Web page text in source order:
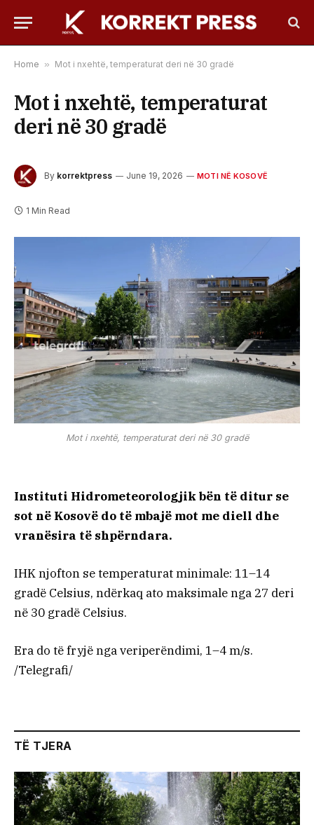
Home » Mot i nxehtë, temperaturat deri në 30 gradë
Mot i nxehtë, temperaturat
deri në 30 gradë
By korrektpress June 19, 2026 MOTI NË KOSOVË
1 Min Read
Mot i nxehtë, temperaturat deri në 30 gradë
Instituti Hidrometeorologjik bën të ditur se
sot në Kosovë do të mbajë mot me diell dhe
vranësira të shpërndara.
IHK njofton se temperaturat minimale: 11–14
gradë Celsius, ndërkaq ato maksimale nga 27 deri
në 30 gradë Celsius.
Era do të fryjë nga veriperëndimi, 1–4 m/s.
/Telegrafi/
TË TJERA